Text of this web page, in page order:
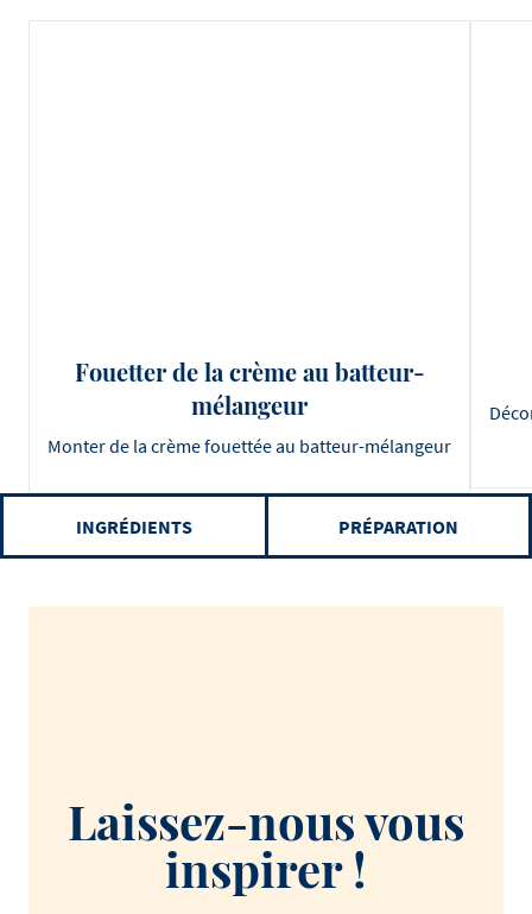
Fouetter de la crème au batteur-
mélangeur
Monter de la crème fouettée au batteur-mélangeur
INGRÉDIENTS PRÉPARATION
Laissez-nous vous
inspirer !